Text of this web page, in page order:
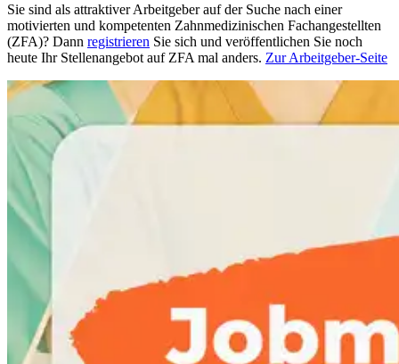
Sie sind als attraktiver Arbeitgeber auf der Suche nach einer
motivierten und kompetenten Zahnmedizinischen Fachangestellten
(ZFA)? Dann registrieren Sie sich und veröffentlichen Sie noch
heute Ihr Stellenangebot auf ZFA mal anders. Zur Arbeitgeber-Seite